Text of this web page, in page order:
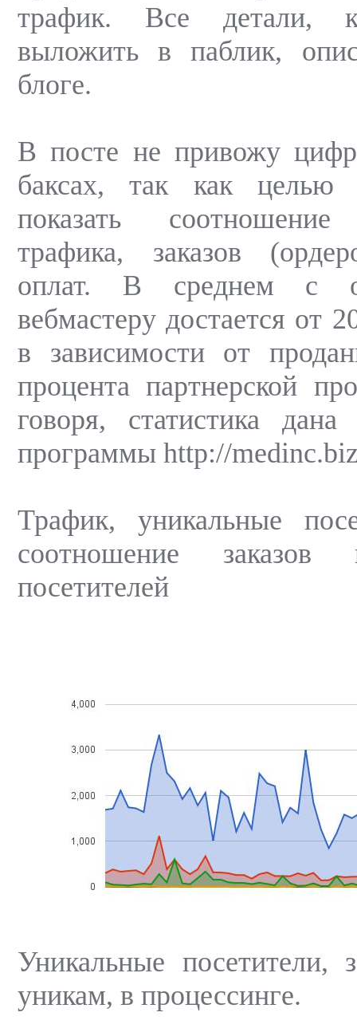
трафик. Все детали,
выложить в паблик,
блоге.
В посте не привожу
баксах, так как целью
показать соотношение
трафика, заказов
оплат. В среднем с
вебмастеру достается от
в зависимости от
процента партнерской
говоря, статистика дана
программы http://
Трафик, уникальные
соотношение
посетителей
Уникальные посетители,
уникам, в процессинге.